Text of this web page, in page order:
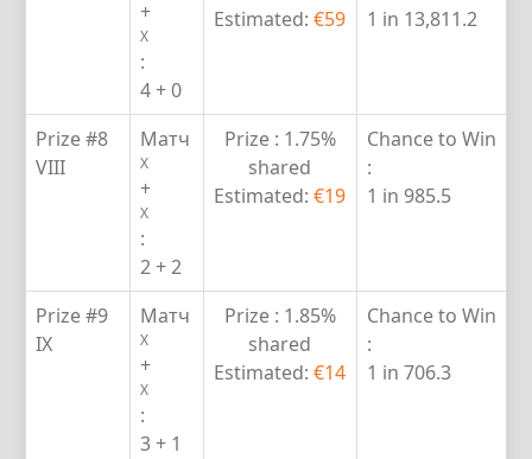
+
X
:
4 + 0
Estimated: €59
1 in 13,811.2
Prize #8
VIII
Матч
X
+
X
:
2 + 2
Prize : 1.75%
shared
Estimated: €19
Chance to Win
:
1 in 985.5
Prize #9
IX
Матч
X
+
X
:
3 + 1
Prize : 1.85%
shared
Estimated: €14
Chance to Win
:
1 in 706.3